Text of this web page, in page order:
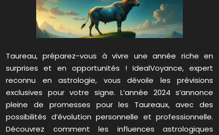
Taureau, préparez-vous à vivre une année riche en
surprises et en opportunités ! IdealVoyance, expert
reconnu en astrologie, vous dévoile les prévisions
exclusives pour votre signe. L’année 2024 s’annonce
pleine de promesses pour les Taureaux, avec des
possibilités d’évolution personnelle et professionnelle.
Découvrez comment les influences astrologiques